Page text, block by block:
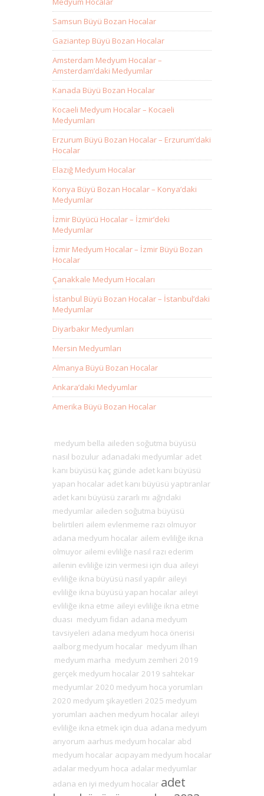
Samsun Büyü Bozan Hocalar
Gaziantep Büyü Bozan Hocalar
Amsterdam Medyum Hocalar –
Amsterdam’daki Medyumlar
Kanada Büyü Bozan Hocalar
Kocaeli Medyum Hocalar – Kocaeli
Medyumları
Erzurum Büyü Bozan Hocalar – Erzurum’daki
Hocalar
Elazığ Medyum Hocalar
Konya Büyü Bozan Hocalar – Konya’daki
Medyumlar
İzmir Büyücü Hocalar – İzmir’deki
Medyumlar
İzmir Medyum Hocalar – İzmir Büyü Bozan
Hocalar
Çanakkale Medyum Hocaları
İstanbul Büyü Bozan Hocalar – İstanbul’daki
Medyumlar
Diyarbakır Medyumları
Mersin Medyumları
Almanya Büyü Bozan Hocalar
Ankara’daki Medyumlar
Amerika Büyü Bozan Hocalar
medyum bella aileden soğutma büyüsü
nasıl bozulur adanadaki medyumlar adet
kanı büyüsü kaç günde adet kanı büyüsü
yapan hocalar adet kanı büyüsü yaptıranlar
adet kanı büyüsü zararlı mı ağrıdaki
medyumlar aileden soğutma büyüsü
belirtileri ailem evlenmeme razı olmuyor
adana medyum hocalar ailem evliliğe ikna
olmuyor ailemi evliliğe nasıl razı ederim
ailenin evliliğe izin vermesi için dua aileyi
evliliğe ikna büyüsü nasıl yapılır aileyi
evliliğe ikna büyüsü yapan hocalar aileyi
evliliğe ikna etme aileyi evliliğe ikna etme
duası medyum fidan adana medyum
tavsiyeleri adana medyum hoca önerisi
aalborg medyum hocalar medyum ilhan
medyum marha medyum zemheri 2019
gerçek medyum hocalar 2019 sahtekar
medyumlar 2020 medyum hoca yorumları
2020 medyum şikayetleri 2025 medyum
yorumları aachen medyum hocalar aileyi
evliliğe ikna etmek için dua adana medyum
arıyorum aarhus medyum hocalar abd
medyum hocalar acıpayam medyum hocalar
adalar medyum hoca adalar medyumlar
adana en iyi medyum hocalar adet